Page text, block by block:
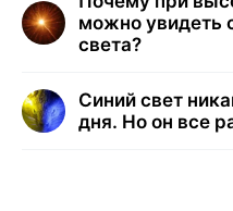
можно увидеть
света?
Синий свет
дня. Но он все